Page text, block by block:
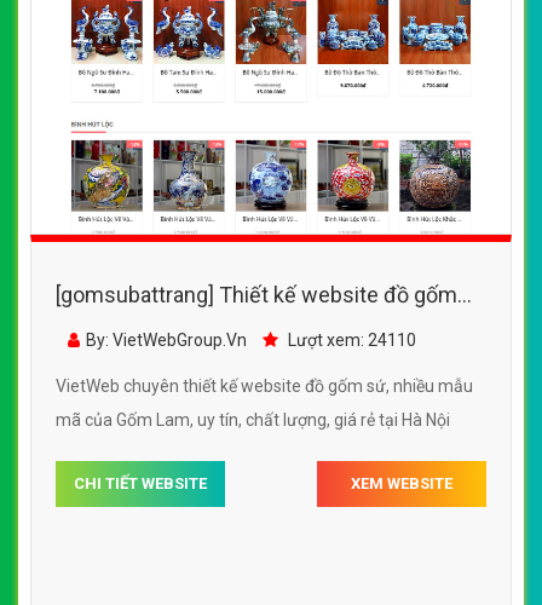
[gomsubattrang] Thiết kế website đồ gốm
sứ, nhiều mẫu mã của Gốm Lam
By: VietWebGroup.Vn Lượt xem: 24110
VietWeb chuyên thiết kế website đồ gốm sứ, nhiều mẫu
mã của Gốm Lam, uy tín, chất lượng, giá rẻ tại Hà Nội
CHI TIẾT WEBSITE XEM WEBSITE